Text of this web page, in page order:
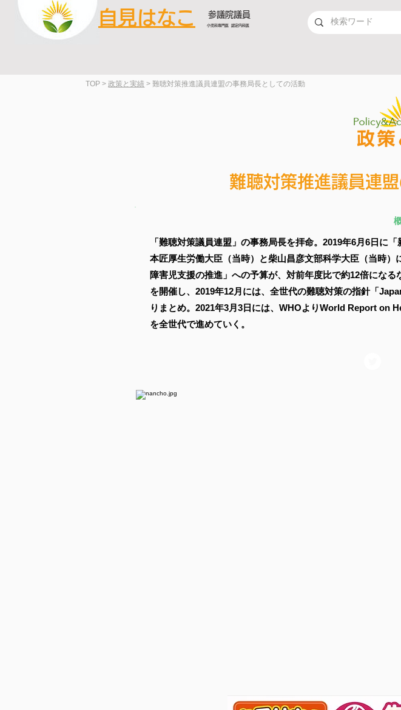
自見はなこ 参議院議員
小児科専門医 認定内科医
TOP >政策と実績 > 難聴対策推進議員連盟​の事務局長としての活動
難聴対策推進議員連
「難聴対策議員連盟」の事務局長を拝命。2019年6月6日に
本匠厚生労働大臣（当時）と柴山昌彦文部科学大臣（当時
障害児支援の推進」への予算が、対前年度比で約12倍にな
を開催し、2019年12月には、全世代の難聴対策の指針「
りまとめ。2021年3月3日には、WHOよりWorld Report on
を全世代で進めていく。